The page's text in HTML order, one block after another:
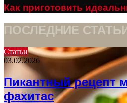
Как приготовить
ПОСЛЕДНИЕ
Статьи
03.02.2026
Пикантный рецепт
фахитас